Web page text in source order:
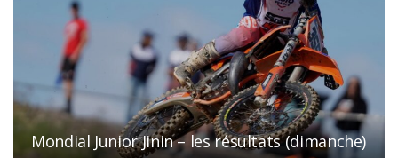
Mondial Junior Jinin – les résultats (dimanche)